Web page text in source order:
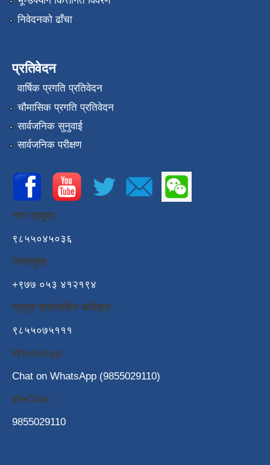
निवेदनको ढाँचा
प्रतिवेदन
वार्षिक प्रगति प्रतिवेदन
चौमासिक प्रगति प्रतिवेदन
सार्वजनिक सुनुवाई
सार्वजनिक परीक्षण
नगर प्रमुख:
९८५५०४५०३६
उपप्रमुख:
+९७७ ०५३ ४१२१९४
प्रमुख प्रशासकिय अधिकृत:
९८५५०७५१११
WhatsApp:
Chat on WhatsApp (9855029110)
WeChat:
9855029110